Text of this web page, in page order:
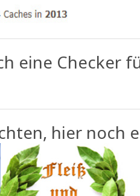
eine Checker
hier noch